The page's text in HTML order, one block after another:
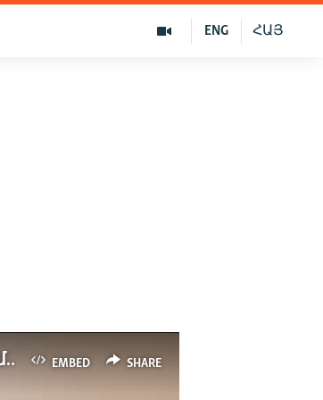
ՀԱՅ
ENG
EMBED SHARE
Մեղադրողը 6.5 տարվա ազատազրկում պահանջեց Վոլոդյա Ավետիսյանի համար